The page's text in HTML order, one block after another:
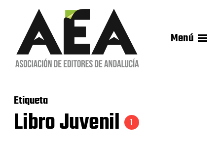
Menú
Etiqueta
Libro Juvenil 1